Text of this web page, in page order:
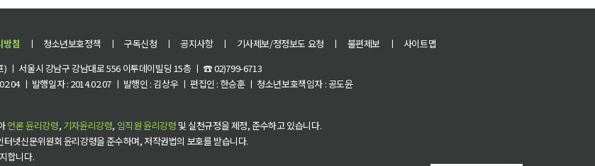
방침 ㅣ 청소년보호정책 ㅣ 구독신청 ㅣ 공지사항 ㅣ 기사제보/정정보도 요청 ㅣ 불편제보 ㅣ
사이트맵
) ㅣ 서울시 강남구 강남대로 556 이투데이빌딩 15층 ㅣ ☎ 02)799-6713
ㅣ 발행일자 : 2014.02.07 ㅣ 발행인 : 김상우 ㅣ 편집인 : 한승훈 ㅣ 청소년보호책임자 : 공도윤
언론 윤리강령, 기자윤리강령, 임직원 윤리강령 및 실천규정을 제정, 준수하고 있습니다.
넷신문위원회 윤리강령을 준수하며, 저작권법의 보호를 받습니다.
합니다.